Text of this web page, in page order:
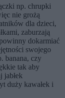
np. chrupki
nie grożą
dla dzieci,
zaburzają
dokarmiać
swojego
banana, czy
tak aby
jabłek
duży kawałek i